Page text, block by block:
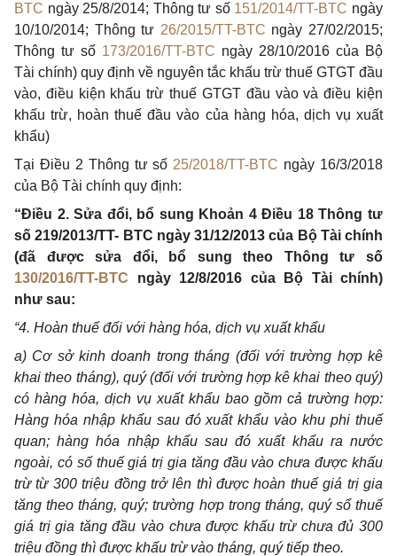
BTC ngày 25/8/2014; Thông tư số 151/2014/TT-BTC ngày
10/10/2014; Thông tư 26/2015/TT-BTC ngày 27/02/2015;
Thông tư số 173/2016/TT-BTC ngày 28/10/2016 của Bộ
Tài chính) quy định về nguyên tắc khấu trừ thuế GTGT đầu
vào, điều kiện khấu trừ thuế GTGT đầu vào và điều kiện
khấu trừ, hoàn thuế đầu vào của hàng hóa, dịch vụ xuất
khẩu)
Tại Điều 2 Thông tư số 25/2018/TT-BTC ngày 16/3/2018
của Bộ Tài chính quy định:
“Điều 2. Sửa đổi, bổ sung Khoản 4 Điều 18 Thông tư
số 219/2013/TT- BTC ngày 31/12/2013 của Bộ Tài chính
(đã được sửa đổi, bổ sung theo Thông tư số
130/2016/TT-BTC ngày 12/8/2016 của Bộ Tài chính)
như sau:
“4. Hoàn thuế đối với hàng hóa, dịch vụ xuất khẩu
a) Cơ sở kinh doanh trong tháng (đối với trường hợp kê
khai theo tháng), quý (đối với trường hợp kê khai theo quý)
có hàng hóa, dịch vụ xuất khẩu bao gồm cả trường hợp:
Hàng hóa nhập khẩu sau đó xuất khẩu vào khu phi thuế
quan; hàng hóa nhập khẩu sau đó xuất khẩu ra nước
ngoài, có số thuế giá trị gia tăng đầu vào chưa được khấu
trừ từ 300 triệu đồng trở lên thì được hoàn thuế giá trị gia
tăng theo tháng, quý; trường hợp trong tháng, quý sổ thuế
giá trị gia tăng đầu vào chưa được khấu trừ chưa đủ 300
triệu đồng thì được khấu trừ vào tháng, quý tiếp theo.